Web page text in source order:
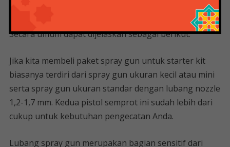
Berbagai ukuran lubang pistol semprot dibuat untuk
memenuhi kebutuhan pengecatan yang berbeda.
Secara umum dapat dijelaskan sebagai berikut.
Jika kita membeli paket spray gun untuk starter kit
biasanya terdiri dari spray gun ukuran kecil atau mini
serta spray gun ukuran standar dengan lubang nozzle
1,2-1,7 mm. Kedua pistol semprot ini sudah lebih dari
cukup untuk kebutuhan pengecatan Anda.
Lubang spray gun merupakan bagian sensitif dari